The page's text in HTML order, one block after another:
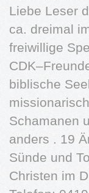
Liebe Leser
ca. dreimal
freiwillige
biblische
Schamanen
anders . 19
Sünde und
Christen im